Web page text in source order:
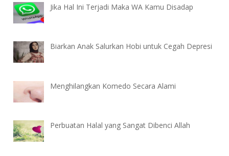
Jika Hal Ini Terjadi Maka WA Kamu Disadap
Biarkan Anak Salurkan Hobi untuk Cegah Depresi
Menghilangkan Komedo Secara Alami
Perbuatan Halal yang Sangat Dibenci Allah